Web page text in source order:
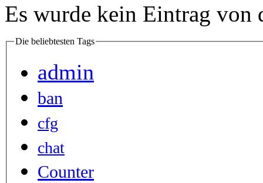
Es wurde kein Eintrag von
Die beliebtesten Tags
admin
ban
cfg
chat
Counter